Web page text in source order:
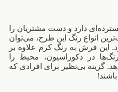
دارد و دست مشتریان را
انواع رنگ این طرح، می‌‌توان
این فرش به رنگ کرم علاوه بر
در دکوراسیون، محیط را
گزینه بی‌نظیر برای افرادی که